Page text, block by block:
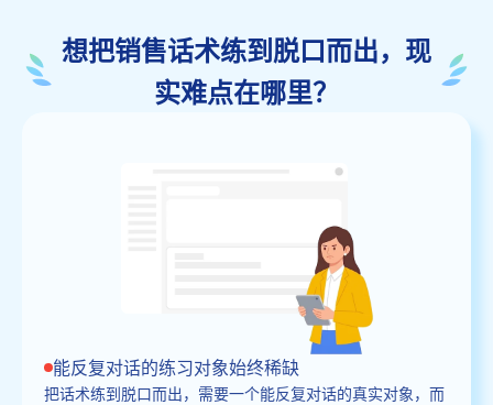
想把销售话术练到脱口而出，现
实难点在哪里？
能反复对话的练习对象始终稀缺
把话术练到脱口而出，需要一个能反复对话的真实对象，而